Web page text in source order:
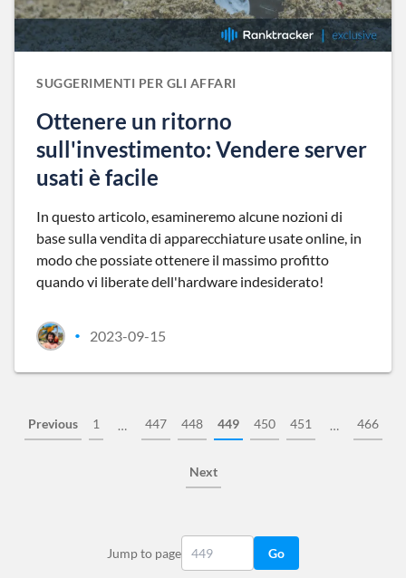
SUGGERIMENTI PER GLI AFFARI
Ottenere un ritorno
sull'investimento: Vendere server
usati è facile
In questo articolo, esamineremo alcune nozioni di
base sulla vendita di apparecchiature usate online, in
modo che possiate ottenere il massimo profitto
quando vi liberate dell'hardware indesiderato!
• 2023-09-15
Previous 1 … 447 448 449 450 451 … 466
Next
Jump to page Go